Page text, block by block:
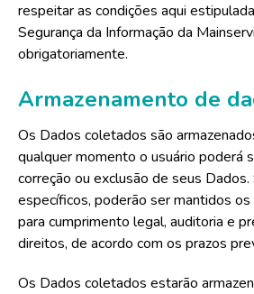
respeitar as condições aqui
Segurança da Informação da
obrigatoriamente.
Armazenamento de
Os Dados coletados são
qualquer momento o usuário poderá
correção ou exclusão de seus Dados.
específicos, poderão ser mantidos
para cumprimento legal, auditoria e
direitos, de acordo com os prazos
Os Dados coletados estarão